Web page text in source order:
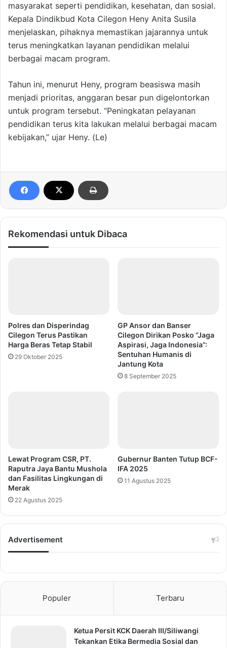
masyarakat seperti pendidikan, kesehatan, dan sosial.
Kepala Dindikbud Kota Cilegon Heny Anita Susila
menjelaskan, pihaknya memastikan jajarannya untuk
terus meningkatkan layanan pendidikan melalui
berbagai macam program.
Tahun ini, menurut Heny, program beasiswa masih
menjadi prioritas, anggaran besar pun digelontorkan
untuk program tersebut. “Peningkatan pelayanan
pendidikan terus kita lakukan melalui berbagai macam
kebijakan,” ujar Heny. (Le)
Rekomendasi untuk Dibaca
Polres dan Disperindag
Cilegon Terus Pastikan
Harga Beras Tetap Stabil
29 Oktober 2025
GP Ansor dan Banser
Cilegon Dirikan Posko “Jaga
Aspirasi, Jaga Indonesia”:
Sentuhan Humanis di
Jantung Kota
8 September 2025
Lewat Program CSR, PT.
Raputra Jaya Bantu Mushola
dan Fasilitas Lingkungan di
Merak
22 Agustus 2025
Gubernur Banten Tutup BCF-
IFA 2025
11 Agustus 2025
Advertisement
Populer Terbaru
Ketua Persit KCK Daerah III/Siliwangi
Tekankan Etika Bermedia Sosial dan